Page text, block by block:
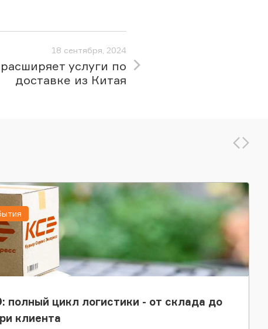
18 сентября, 2024
услуги по
доставке из Китая
полный цикл логистики - от склада до
клиента